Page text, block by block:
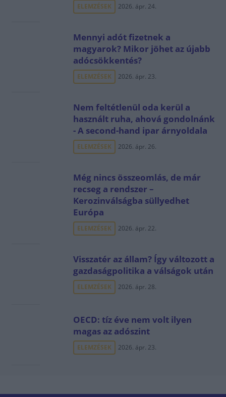
ELEMZÉSEK 2026. ápr. 24.
Mennyi adót fizetnek a
magyarok? Mikor jöhet az újabb
adócsökkentés?
ELEMZÉSEK 2026. ápr. 23.
Nem feltétlenül oda kerül a
használt ruha, ahová gondolnánk
- A second-hand ipar árnyoldala
ELEMZÉSEK 2026. ápr. 26.
Még nincs összeomlás, de már
recseg a rendszer –
Kerozinválságba süllyedhet
Európa
ELEMZÉSEK 2026. ápr. 22.
Visszatér az állam? Így változott a
gazdaságpolitika a válságok után
ELEMZÉSEK 2026. ápr. 28.
OECD: tíz éve nem volt ilyen
magas az adószint
ELEMZÉSEK 2026. ápr. 23.